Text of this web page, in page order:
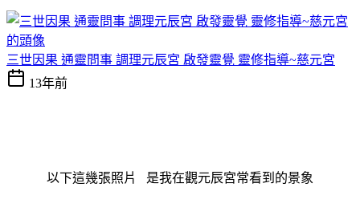
三世因果 通靈問事 調理元辰宮 啟發靈覺 靈修指導~慈元宮
13年前
以下這幾張照片 是我在觀元辰宮常看到的景象